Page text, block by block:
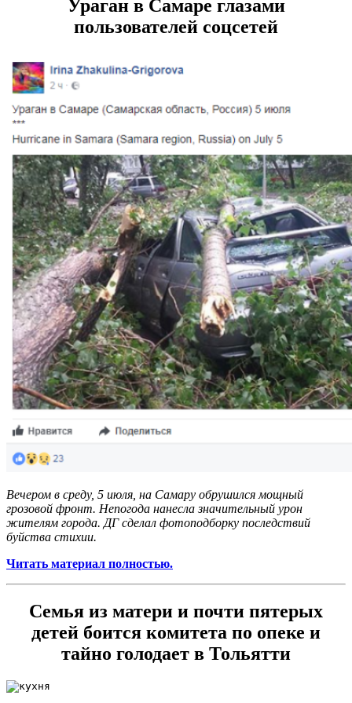
Ураган в Самаре глазами
пользователей соцсетей
Вечером в среду, 5 июля, на Самару обрушился мощный
грозовой фронт. Непогода нанесла значительный урон
жителям города. ДГ сделал фотоподборку последствий
буйства стихии.
Читать материал полностью.
Семья из матери и почти пятерых
детей боится комитета по опеке и
тайно голодает в Тольятти